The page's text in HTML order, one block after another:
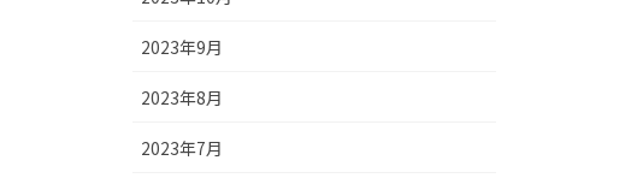
2023年9月
2023年8月
2023年7月